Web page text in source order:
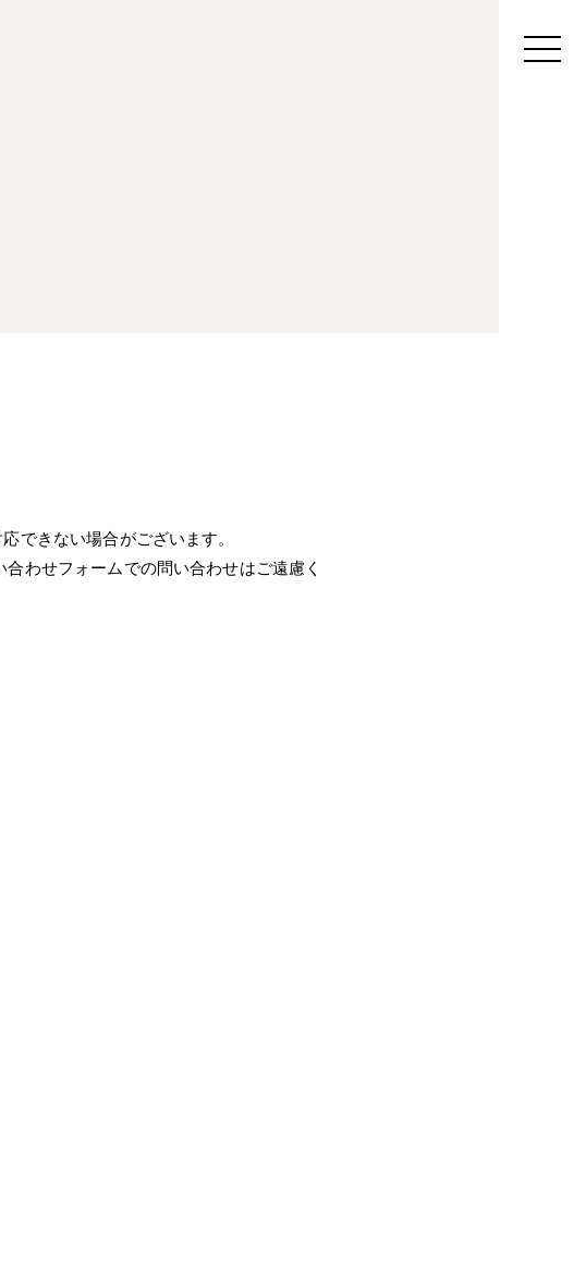
できない場合がございます。
わせフォームでの問い合わせはご遠慮く